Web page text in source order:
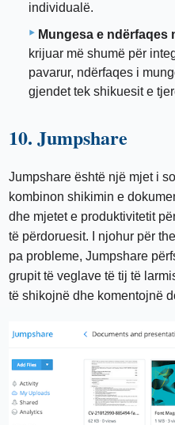
individualë.
Mungesa e
krijuar më shumë për
pavarur, ndërfaqes i
gjendet tek shikuesit e
10. Jumpshare
Jumpshare është një mjet i
kombinon shikimin e
dhe mjetet e produktivitetit
të përdoruesit. I njohur për
pa probleme, Jumpshare
grupit të veglave të tij të
të shikojnë dhe komentojnë